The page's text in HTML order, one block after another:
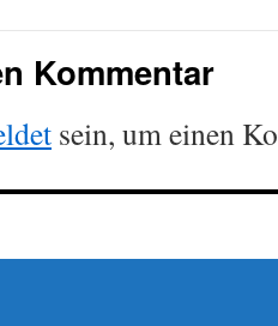
Kommentar
sein, um einen